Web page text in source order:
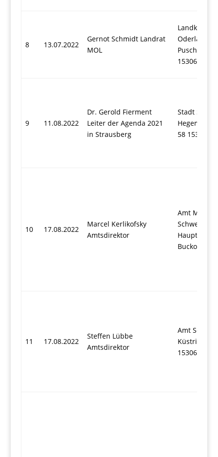
8 13.07.2022
Gernot Schmidt Landrat
MOL
Landkreis
Oderland
15306
9 11.08.2022
Dr. Gerold Fierment
Leiter der Agenda 2021
in Strausberg
Stadt
58 15344
10 17.08.2022
Marcel Kerlikofsky
Amtsdirektor
Amt
Schweiz
Buckow
11 17.08.2022
Steffen Lübbe
Amtsdirektor
Amt
Küstriner
15306